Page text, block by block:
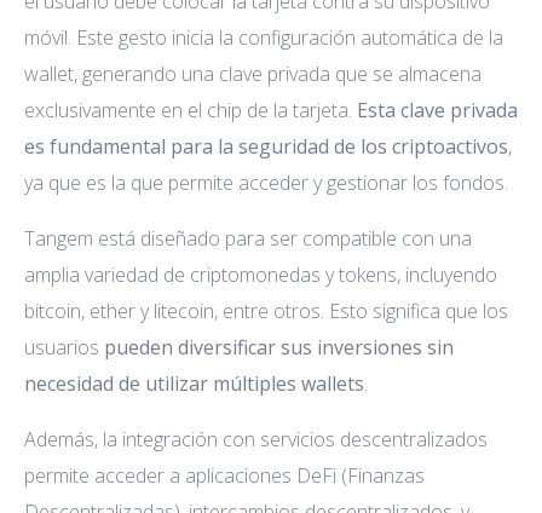
móvil. Este gesto inicia la configuración automática de la
wallet, generando una clave privada que se almacena
exclusivamente en el chip de la tarjeta. Esta clave privada
es fundamental para la seguridad de los criptoactivos,
ya que es la que permite acceder y gestionar los fondos.
Tangem está diseñado para ser compatible con una
amplia variedad de criptomonedas y tokens, incluyendo
bitcoin, ether y litecoin, entre otros. Esto significa que los
usuarios pueden diversificar sus inversiones sin
necesidad de utilizar múltiples wallets.
Además, la integración con servicios descentralizados
permite acceder a aplicaciones DeFi (Finanzas